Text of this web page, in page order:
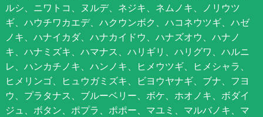
ルシ、ニワトコ、ヌルデ、ネジキ、ネムノキ、ノリウツ
ギ、ハウチワカエデ、ハクウンボク、ハコネウツギ、ハゼ
ノキ、ハナイカダ、ハナカイドウ、ハナズオウ、ハナノ
キ、ハナミズキ、ハマナス、ハリギリ、ハリグワ、ハルニ
レ、ハンカチノキ、ハンノキ、ヒメウツギ、ヒメシャラ、
ヒメリンゴ、ヒュウガミズキ、ビヨウヤナギ、ブナ、フヨ
ウ、プラタナス、ブルーベリー、ボケ、ホオノキ、ボダイ
ジュ、ボタン、ポプラ、ポポー、マユミ、マルバノキ、マ